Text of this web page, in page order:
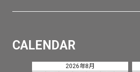
CALENDAR
2026年8月